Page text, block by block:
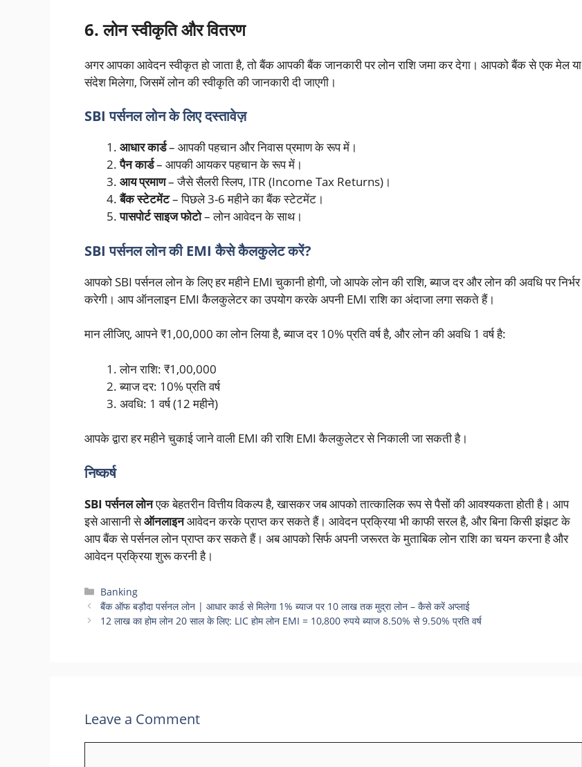
6. लोन स्वीकृति और वितरण
अगर आपका आवेदन स्वीकृत हो जाता है, तो बैंक आपकी बैंक जानकारी पर लोन राशि जमा कर देगा। आपको बैंक से एक मेल या
संदेश मिलेगा, जिसमें लोन की स्वीकृति की जानकारी दी जाएगी।
SBI पर्सनल लोन के लिए दस्तावेज़
आधार कार्ड– आपकी पहचान और निवास प्रमाण के रूप में।
पैन कार्ड– आपकी आयकर पहचान के रूप में।
आय प्रमाण– जैसे सैलरी स्लिप, ITR (Income Tax Returns)।
बैंक स्टेटमेंट– पिछले 3-6 महीने का बैंक स्टेटमेंट।
पासपोर्ट साइज फोटो– लोन आवेदन के साथ।
SBI पर्सनल लोन की EMI कैसे कैलकुलेट करें?
आपको SBI पर्सनल लोन के लिए हर महीने EMI चुकानी होगी, जो आपके लोन की राशि, ब्याज दर और लोन की अवधि पर निर्भर
करेगी। आप ऑनलाइन EMI कैलकुलेटर का उपयोग करके अपनी EMI राशि का अंदाजा लगा सकते हैं।
मान लीजिए, आपने ₹1,00,000 का लोन लिया है, ब्याज दर 10% प्रति वर्ष है, और लोन की अवधि 1 वर्ष है:
लोन राशि: ₹1,00,000
ब्याज दर: 10% प्रति वर्ष
अवधि: 1 वर्ष (12 महीने)
आपके द्वारा हर महीने चुकाई जाने वाली EMI की राशि EMI कैलकुलेटर से निकाली जा सकती है।
निष्कर्ष
SBI पर्सनल लोनएक बेहतरीन वित्तीय विकल्प है, खासकर जब आपको तात्कालिक रूप से पैसों की आवश्यकता होती है। आप
इसे आसानी सेऑनलाइनआवेदन करके प्राप्त कर सकते हैं। आवेदन प्रक्रिया भी काफी सरल है, और बिना किसी झंझट के
आप बैंक से पर्सनल लोन प्राप्त कर सकते हैं। अब आपको सिर्फ अपनी जरूरत के मुताबिक लोन राशि का चयन करना है और
आवेदन प्रक्रिया शुरू करनी है।
Categories
Banking
बैंक ऑफ बड़ौदा पर्सनल लोन | आधार कार्ड से मिलेगा 1% ब्याज पर 10 लाख तक मुद्रा लोन – कैसे करें अप्लाई
12 लाख का होम लोन 20 साल के लिए: LIC होम लोन EMI = 10,800 रुपये ब्याज 8.50% से 9.50% प्रति वर्ष
Leave a Comment